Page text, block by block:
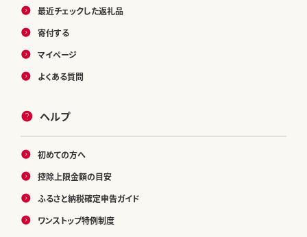
最近チェックした返礼品
寄付する
マイページ
よくある質問
ヘルプ
初めての方へ
控除上限金額の目安
ふるさと納税確定申告ガイド
ワンストップ特例制度